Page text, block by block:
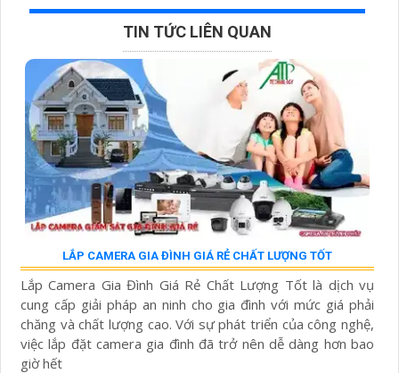
TIN TỨC LIÊN QUAN
LẮP CAMERA GIA ĐÌNH GIÁ RẺ CHẤT LƯỢNG TỐT
Lắp Camera Gia Đình Giá Rẻ Chất Lượng Tốt là dịch vụ
cung cấp giải pháp an ninh cho gia đình với mức giá phải
chăng và chất lượng cao. Với sự phát triển của công nghệ,
việc lắp đặt camera gia đình đã trở nên dễ dàng hơn bao
giờ hết